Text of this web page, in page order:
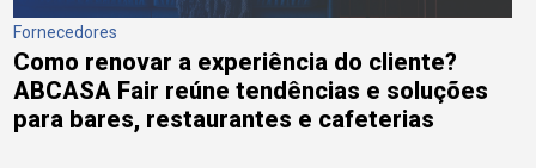
Fornecedores
Como renovar a experiência do cliente?
ABCASA Fair reúne tendências e soluções
para bares, restaurantes e cafeterias